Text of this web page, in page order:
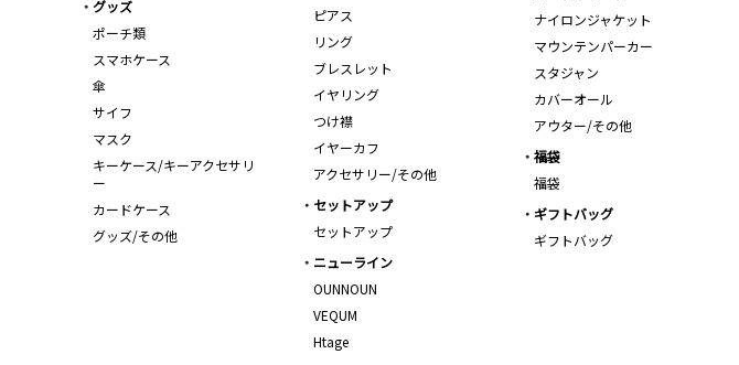
ナイロンジャケット
マウンテンパーカー
スタジャン
カバーオール
アウター/その他
ピアス
リング
ブレスレット
イヤリング
つけ襟
イヤーカフ
アクセサリー/その他
グッズ
ポーチ類
スマホケース
傘
サイフ
マスク
キーケース/キーアクセサリ
ー
カードケース
グッズ/その他
福袋
福袋
セットアップ
セットアップ
ギフトバッグ
ギフトバッグ
ニューライン
OUNNOUN
VEQUM
Htage